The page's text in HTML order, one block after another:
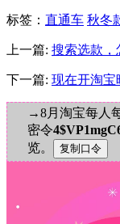
标签 ： 直通车 秋冬
上一篇: 搜索选款，
下一篇: 现在开淘宝
→8月淘宝每人
密令
览。